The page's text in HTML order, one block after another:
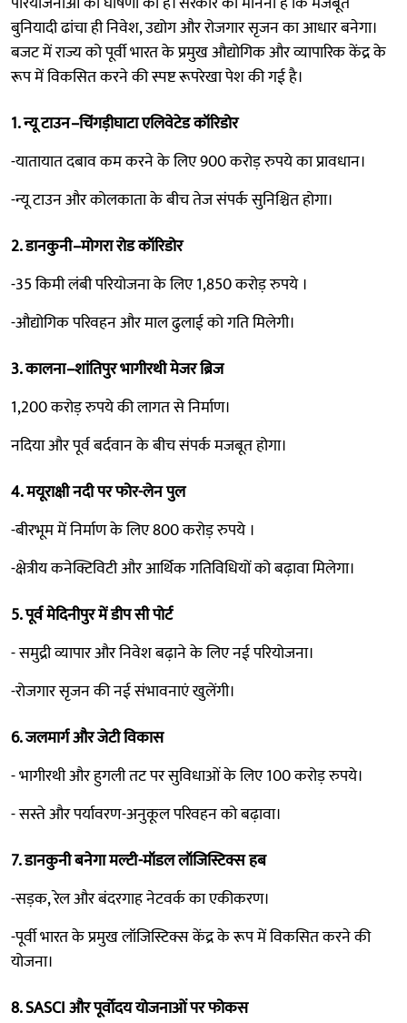
बुनियादी ढांचा ही निवेश, उद्योग और रोजगार सृजन का आधार बनेगा।
बजट में राज्य को पूर्वी भारत के प्रमुख औद्योगिक और व्यापारिक केंद्र के
रूप में विकसित करने की स्पष्ट रूपरेखा पेश की गई है।
1. न्यू टाउन–चिंगड़ीघाटा एलिवेटेड कॉरिडोर
-यातायात दबाव कम करने के लिए 900 करोड़ रुपये का प्रावधान।
-न्यू टाउन और कोलकाता के बीच तेज संपर्क सुनिश्चित होगा।
2. डानकुनी–मोगरा रोड कॉरिडोर
-35 किमी लंबी परियोजना के लिए 1,850 करोड़ रुपये ।
-औद्योगिक परिवहन और माल ढुलाई को गति मिलेगी।
3. कालना–शांतिपुर भागीरथी मेजर ब्रिज
1,200 करोड़ रुपये की लागत से निर्माण।
नदिया और पूर्व बर्दवान के बीच संपर्क मजबूत होगा।
4. मयूराक्षी नदी पर फोर-लेन पुल
-बीरभूम में निर्माण के लिए 800 करोड़ रुपये ।
-क्षेत्रीय कनेक्टिविटी और आर्थिक गतिविधियों को बढ़ावा मिलेगा।
5. पूर्व मेदिनीपुर में डीप सी पोर्ट
- समुद्री व्यापार और निवेश बढ़ाने के लिए नई परियोजना।
-रोजगार सृजन की नई संभावनाएं खुलेंगी।
6. जलमार्ग और जेटी विकास
- भागीरथी और हुगली तट पर सुविधाओं के लिए 100 करोड़ रुपये।
- सस्ते और पर्यावरण-अनुकूल परिवहन को बढ़ावा।
7. डानकुनी बनेगा मल्टी-मॉडल लॉजिस्टिक्स हब
-सड़क, रेल और बंदरगाह नेटवर्क का एकीकरण।
-पूर्वी भारत के प्रमुख लॉजिस्टिक्स केंद्र के रूप में विकसित करने की
योजना।
8. SASCI और पूर्वोदय योजनाओं पर फोकस